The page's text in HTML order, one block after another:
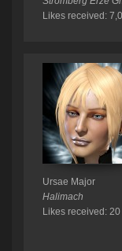
Likes received:
Ursae Major
Halimach
Likes received: 20